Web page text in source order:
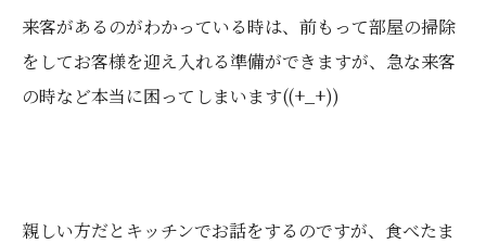
来客があるのがわかっている時は、前もって部屋の掃除
をしてお客様を迎え入れる準備ができますが、急な来客
の時など本当に困ってしまいます((+_+))
親しい方だとキッチンでお話をするのですが、食べたま